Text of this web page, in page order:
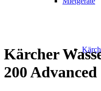
Kärcher
200